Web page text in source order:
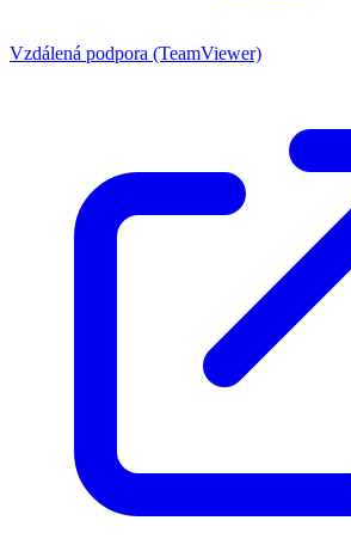
Vzdálená podpora (TeamViewer)